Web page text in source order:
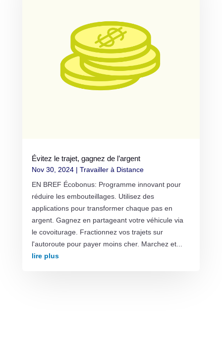
Évitez le trajet, gagnez de l’argent
Nov 30, 2024| Travailler à Distance
EN BREF Écobonus: Programme innovant pour
réduire les embouteillages. Utilisez des
applications pour transformer chaque pas en
argent. Gagnez en partageant votre véhicule via
le covoiturage. Fractionnez vos trajets sur
l'autoroute pour payer moins cher. Marchez et...
lire plus